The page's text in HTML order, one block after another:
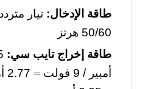
طاقة الإدخال:
50/60 هرتز
طاقة إخراج تايب سي:
أمبير / 9 فولت ⎓